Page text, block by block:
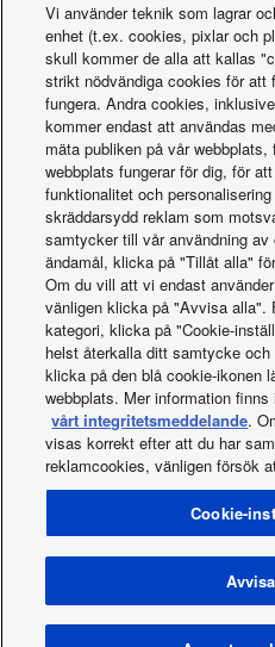
Nya VRF-system,
ECOi EX
Facebook Instagram
Sekretessmeddelande
Nyheter
Upphovsrätt © 2026 Panasonic
Vi använder teknik som lagrar
enhet (t.ex. cookies, pixlar och
skull kommer de alla att kallas
strikt nödvändiga cookies för att
fungera. Andra cookies,
kommer endast att användas
mäta publiken på vår
webbplats fungerar för dig, för
funktionalitet och
skräddarsydd reklam som
samtycker till vår användning
ändamål, klicka på "Tillåt alla"
Om du vill att vi endast
vänligen klicka på "Avvisa alla".
kategori, klicka på "Cookie-
helst återkalla ditt samtycke
klicka på den blå cookie-ikonen
webbplats. Mer information
vårt integritetsmeddelande.
visas korrekt efter att du har
reklamcookies, vänligen försök
Cookie-